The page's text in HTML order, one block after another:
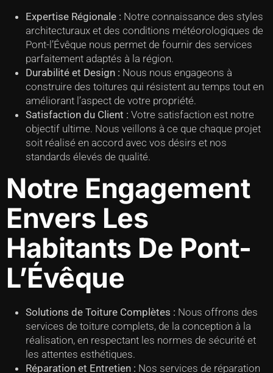
Expertise Régionale : Notre connaissance des styles
architecturaux et des conditions météorologiques de
Pont-l’Évêque nous permet de fournir des services
parfaitement adaptés à la région.
Durabilité et Design : Nous nous engageons à
construire des toitures qui résistent au temps tout en
améliorant l’aspect de votre propriété.
Satisfaction du Client : Votre satisfaction est notre
objectif ultime. Nous veillons à ce que chaque projet
soit réalisé en accord avec vos désirs et nos
standards élevés de qualité.
Notre Engagement
Envers Les
Habitants De Pont-
L’Évêque
Solutions de Toiture Complètes : Nous offrons des
services de toiture complets, de la conception à la
réalisation, en respectant les normes de sécurité et
les attentes esthétiques.
Réparation et Entretien : Nos services de réparation